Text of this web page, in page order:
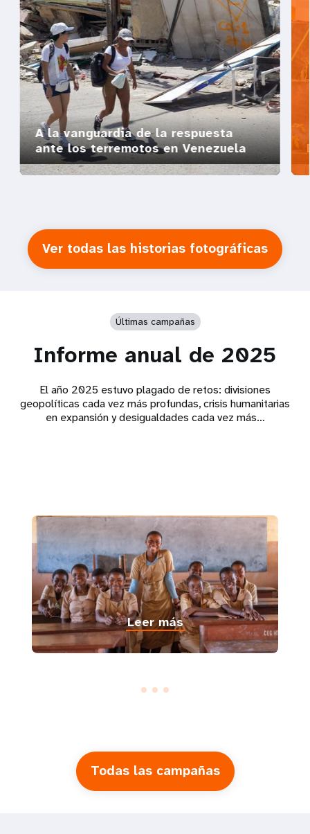
A la vanguardia de la respuesta
ante los terremotos en Venezuela
Ver todas las historias fotográficas
Últimas campañas
Informe anual de 2025
El año 2025 estuvo plagado de retos: divisiones
geopolíticas cada vez más profundas, crisis humanitarias
en expansión y desigualdades cada vez más…
Leer más
Todas las campañas